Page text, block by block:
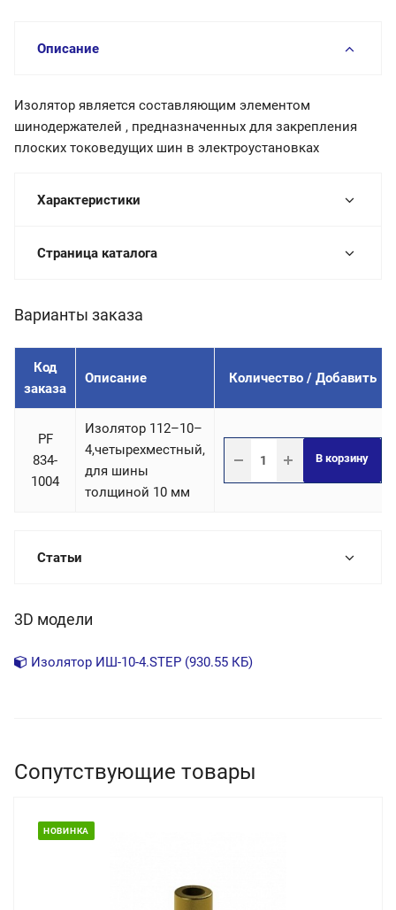
Описание
Изолятор является составляющим элементом
шинодержателей , предназначенных для закрепления
плоских токоведущих шин в электроустановках
Характеристики
Страница каталога
Варианты заказа
Код
заказа
Описание Количество / Добавить
PF
834-
1004
Изолятор 112–10–
4,четырехместный,
для шины
толщиной 10 мм
В корзину
Статьи
3D модели
Изолятор ИШ-10-4.STEP (930.55 КБ)
Сопутствующие товары
НОВИНКА